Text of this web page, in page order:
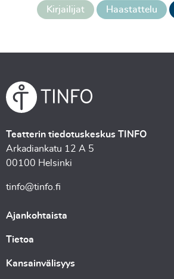
Kirjailijat Haastattelu
Teatterin tiedotuskeskus TINFO
Arkadiankatu 12 A 5
00100 Helsinki
tinfo@tinfo.fi
Ajankohtaista
Tietoa
Kansainvälisyys